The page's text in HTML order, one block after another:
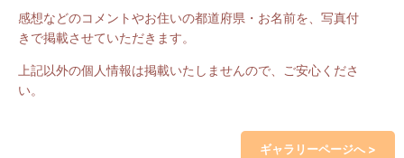
感想などのコメントやお住いの都道府県・お名前を、写真付
きで掲載させていただきます。
上記以外の個人情報は掲載いたしませんので、ご安心くださ
い。
ギャラリーページへ >